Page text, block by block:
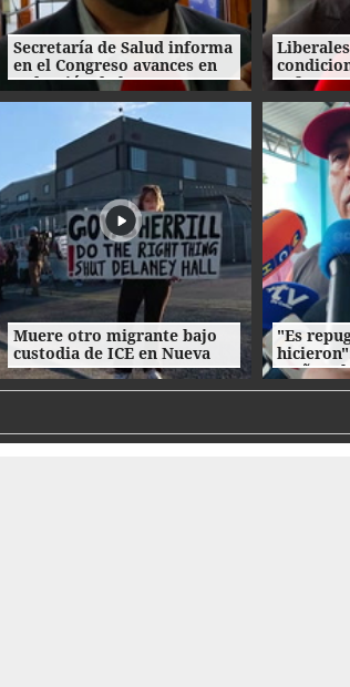
Secretaría de Salud informa
en el Congreso avances en
reducción de la mora
quirúrgica
reforma
Muere otro migrante bajo
custodia de ICE en Nueva
Jersey
"Es
Muñoz
último